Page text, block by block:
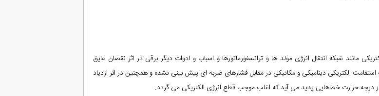
مانند شبکه انتقال انرژی مولد ها و ترانسفورماتورها و اسباب و ادوات دیگر برقی در اثر نقصان عایق
الکتریکی دینامیکی و مکانیکی در مقابل فشارهای ضربه ای پیش بینی نشده و همچنین در اثر ازدیاد
درجه حرارت خطاهایی پدید می آید که اغلب موجب قطع انرژی الکتریکی می گردد.